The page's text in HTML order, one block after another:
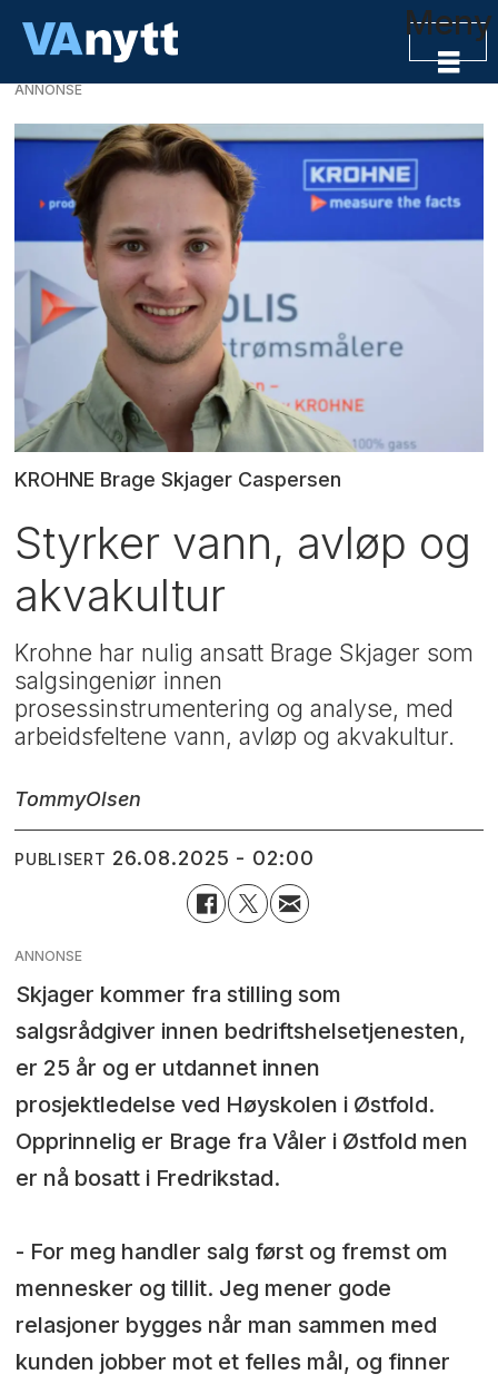
Meny
ANNONSE
KROHNE Brage Skjager Caspersen
Styrker vann, avløp og
akvakultur
Krohne har nulig ansatt Brage Skjager som
salgsingeniør innen
prosessinstrumentering og analyse, med
arbeidsfeltene vann, avløp og akvakultur.
TommyOlsen
PUBLISERT 26.08.2025 - 02:00
ANNONSE
Skjager kommer fra stilling som
salgsrådgiver innen bedriftshelsetjenesten,
er 25 år og er utdannet innen
prosjektledelse ved Høyskolen i Østfold.
Opprinnelig er Brage fra Våler i Østfold men
er nå bosatt i Fredrikstad.
- For meg handler salg først og fremst om
mennesker og tillit. Jeg mener gode
relasjoner bygges når man sammen med
kunden jobber mot et felles mål, og finner